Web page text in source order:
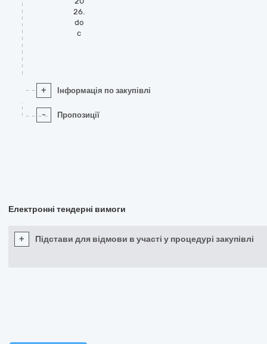
26.
do
c
+ Інформація по закупівлі
- Пропозиції
Електронні тендерні вимоги
+ Підстави для відмови в участі у процедурі закупівлі